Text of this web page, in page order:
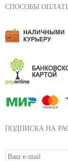
СПОСОБЫ
ПОДПИСКА НА